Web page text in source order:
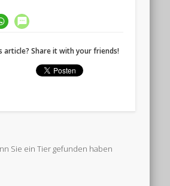
article? Share it with your friends!
Sie ein Tier gefunden haben